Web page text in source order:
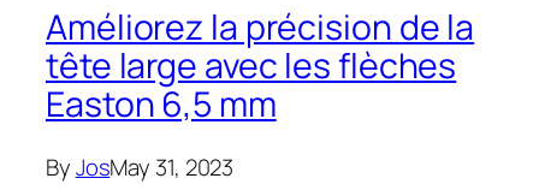
Améliorez la précision de la
tête large avec les flèches
Easton 6,5 mm
ByJosMay 31, 2023